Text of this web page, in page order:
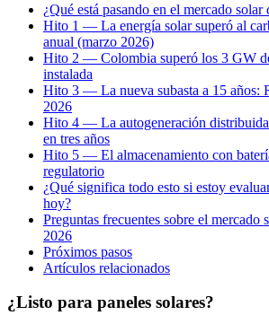
¿Qué está pasando en el mercado
Hito 1 — La energía solar superó al
anual (marzo 2026)
Hito 2 — Colombia superó los 3 GW
instalada
Hito 3 — La nueva subasta a 15 años:
2026
Hito 4 — La autogeneración
en tres años
Hito 5 — El almacenamiento con
regulatorio
¿Qué significa todo esto si estoy
hoy?
Preguntas frecuentes sobre el mercado
2026
Próximos pasos
Artículos relacionados
¿Listo para paneles solares?